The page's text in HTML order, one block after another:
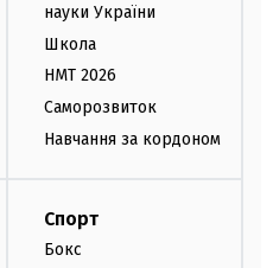
науки України
Школа
НМТ 2026
Саморозвиток
Навчання за кордоном
Спорт
Бокс